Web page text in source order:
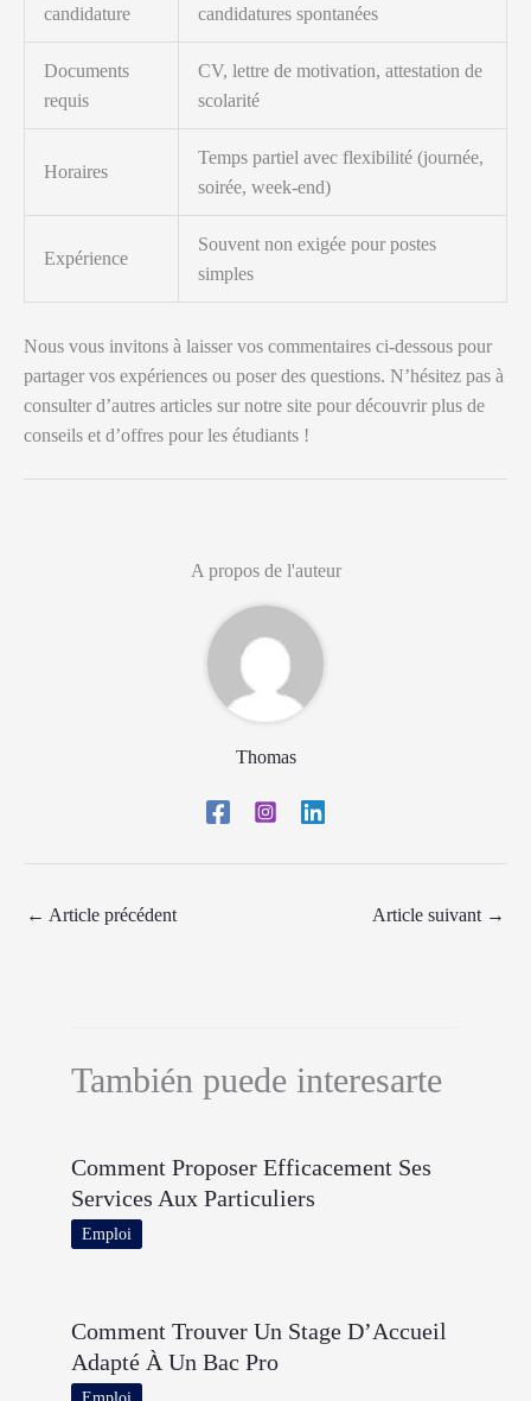
candidature
candidatures spontanées
Documents
requis
CV, lettre de motivation, attestation de
scolarité
Horaires
Temps partiel avec flexibilité (journée,
soirée, week-end)
Expérience
Souvent non exigée pour postes
simples
Nous vous invitons à laisser vos commentaires ci-dessous pour
partager vos expériences ou poser des questions. N’hésitez pas à
consulter d’autres articles sur notre site pour découvrir plus de
conseils et d’offres pour les étudiants !
A propos de l'auteur
Thomas
← Article précédent Article suivant →
También puede interesarte
Comment Proposer Efficacement Ses
Services Aux Particuliers
Emploi
Comment Trouver Un Stage D’Accueil
Adapté À Un Bac Pro